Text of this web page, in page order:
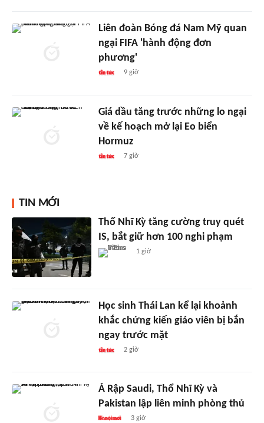
Liên đoàn Bóng đá Nam Mỹ quan
ngại FIFA 'hành động đơn
phương'
9 giờ
Giá dầu tăng trước những lo ngại
về kế hoạch mở lại Eo biển
Hormuz
7 giờ
TIN MỚI
Thổ Nhĩ Kỳ tăng cường truy quét
IS, bắt giữ hơn 100 nghi phạm
1 giờ
Học sinh Thái Lan kể lại khoảnh
khắc chứng kiến giáo viên bị bắn
ngay trước mặt
2 giờ
Ả Rập Saudi, Thổ Nhĩ Kỳ và
Pakistan lập liên minh phòng thủ
3 giờ